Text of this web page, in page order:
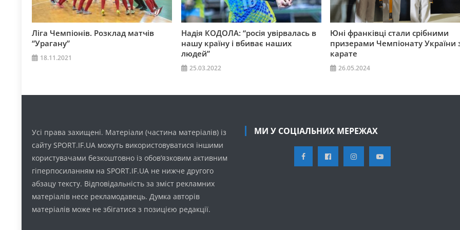
Ліга Чемпіонів. Розклад матчів
“Урагану”
18.11.2021
Надія КОДОЛА: “росія увірвалась в
нашу країну і вбиває наших
людей”
25.03.2022
Юні франківці стали срібними
призерами Чемпіонату України
карате
26.05.2024
Усі права захищені. Матеріали (частина матеріалів) із
сайту SPORT.IF.UA можуть використовуватися іншими
користувачами безкоштовно із обов’язковим активним
гіперпосиланням на SPORT.IF.UA не нижче другого
абзацу тексту. Відповідальність за зміст рекламних
матеріалів несе рекламодавець. Думка авторів
матеріалів може не збігатися з позицією редакції.
МИ У СОЦІАЛЬНИХ МЕРЕЖАХ